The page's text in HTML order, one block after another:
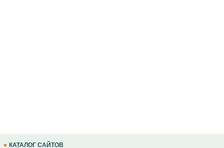
КАТАЛОГ САЙТОВ